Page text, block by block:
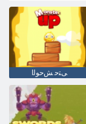
ﻰﺘﺣ ﺶﺣﻮﻟﺍ